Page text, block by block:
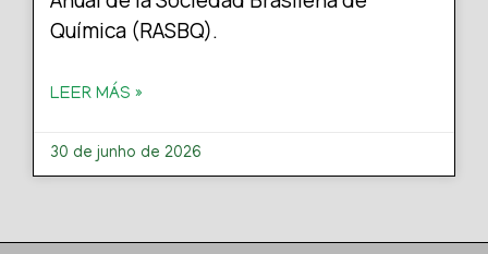
Química (RASBQ).
LEER MÁS »
30 de junho de 2026